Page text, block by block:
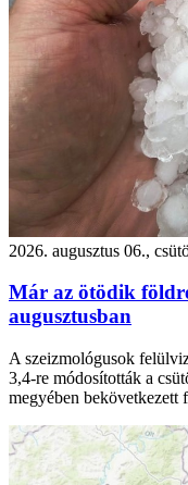
2026. augusztus 06.,
Már az ötödik
augusztusban
A szeizmológusok
3,4-re módosították a
megyében bekövetkezett